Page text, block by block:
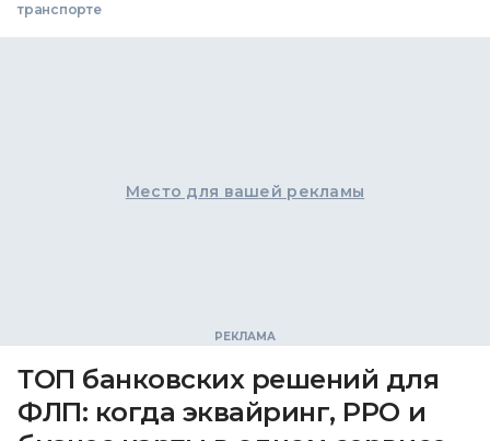
транспорте
Место для вашей рекламы
ТОП банковских решений для
ФЛП: когда эквайринг, РРО и